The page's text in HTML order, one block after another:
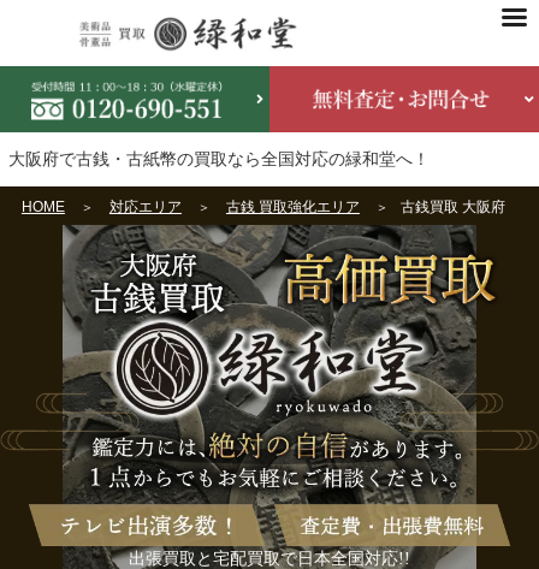
大阪府で古銭・古紙幣の買取なら全国対応の緑和堂へ！
HOME 対応エリア 古銭 買取強化エリア 古銭買取 大阪府
出張買取と宅配買取で日本全国対応!!